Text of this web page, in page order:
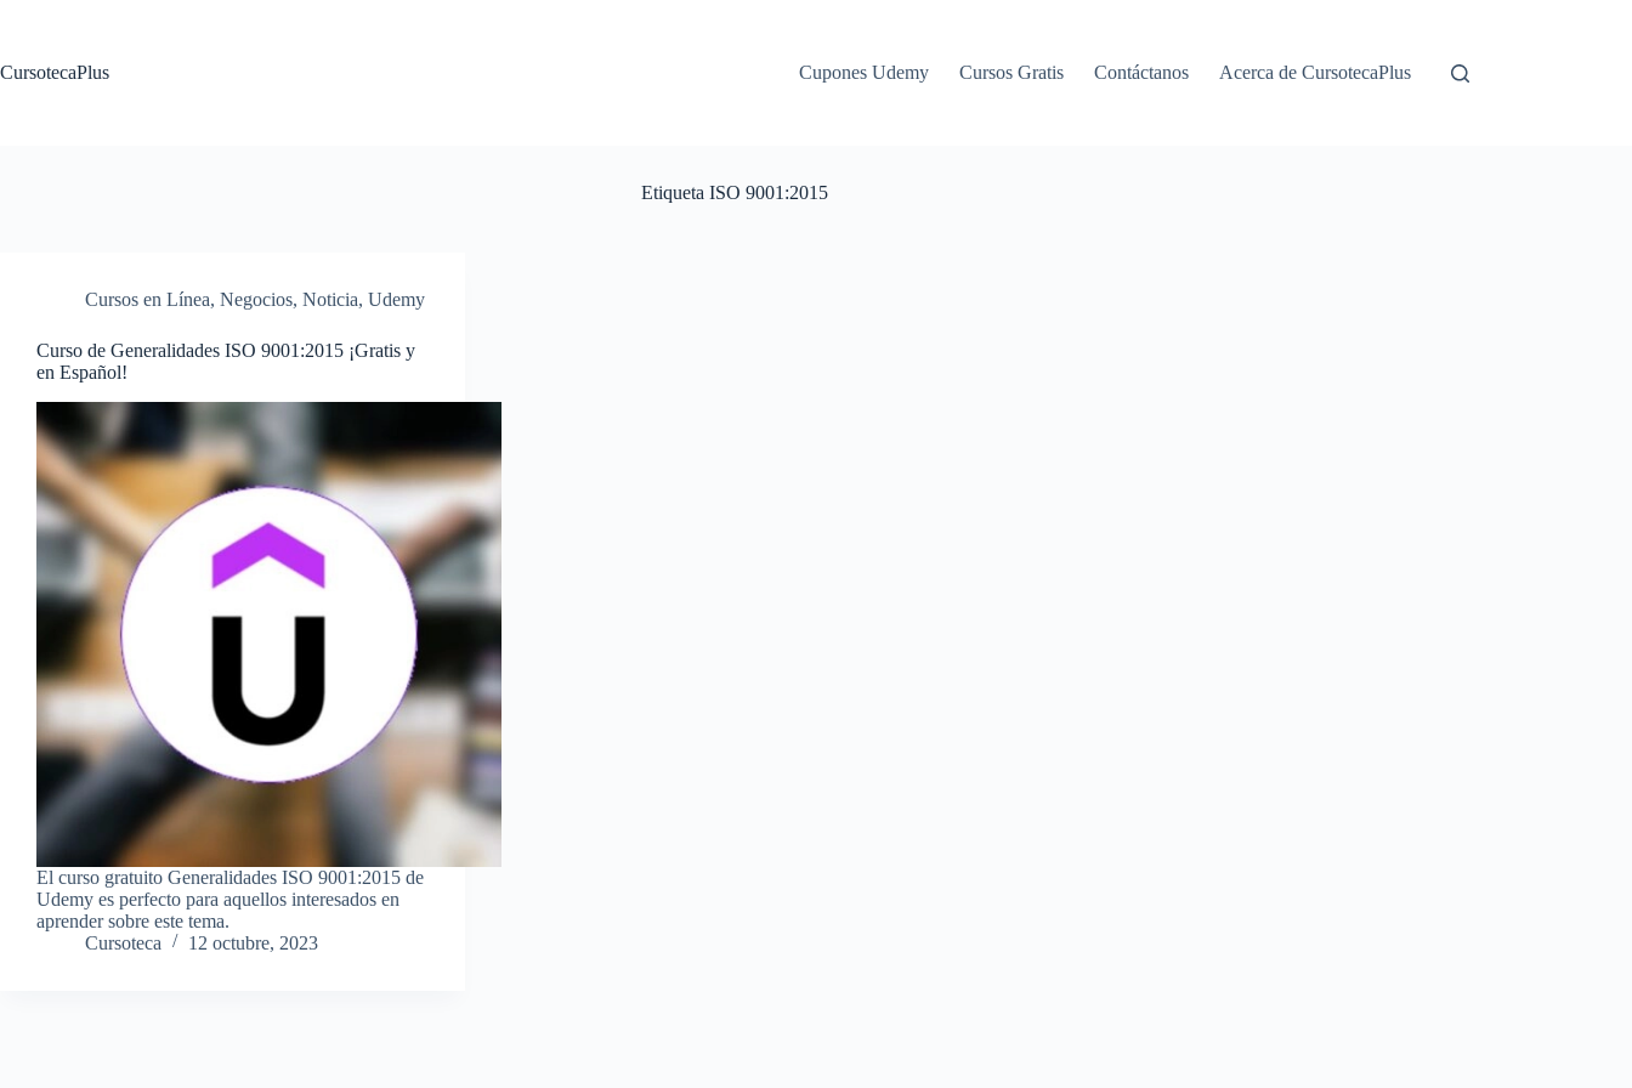
CursotecaPlus
Cupones Udemy Cursos Gratis Contáctanos Acerca de CursotecaPlus
Etiqueta ISO 9001:2015
Cursos en Línea, Negocios, Noticia, Udemy
Curso de Generalidades ISO 9001:2015 ¡Gratis y
en Español!
El curso gratuito Generalidades ISO 9001:2015 de
Udemy es perfecto para aquellos interesados en
aprender sobre este tema.
Cursoteca
12 octubre, 2023